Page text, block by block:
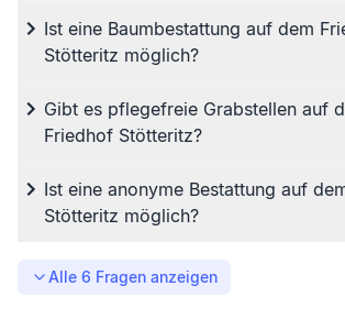
Ist eine Baumbestattung auf dem
Stötteritz möglich?
Gibt es pflegefreie Grabstellen auf
Friedhof Stötteritz?
Ist eine anonyme Bestattung auf
Stötteritz möglich?
Alle 6 Fragen anzeigen